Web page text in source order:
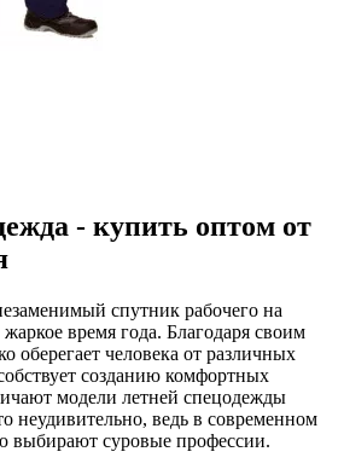
- купить оптом от
спутник рабочего на
время года. Благодаря своим
оберегает человека от различных
созданию комфортных
модели летней спецодежды
неудивительно, ведь в современном
выбирают суровые профессии.